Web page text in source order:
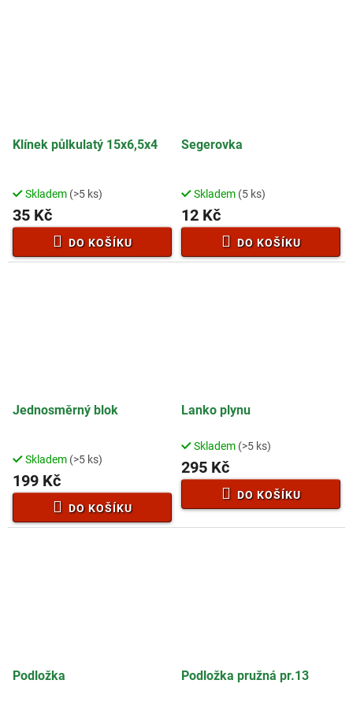
Klínek půlkulatý 15x6,5x4
Skladem (>5 ks)
35 Kč
DO KOŠÍKU
Segerovka
Skladem (5 ks)
12 Kč
DO KOŠÍKU
Jednosměrný blok
Skladem (>5 ks)
199 Kč
DO KOŠÍKU
Lanko plynu
Průměrné
hodnocení
produktu
1,5
Skladem (>5 ks)
295 Kč
DO KOŠÍKU
Podložka Podložka pružná pr.13